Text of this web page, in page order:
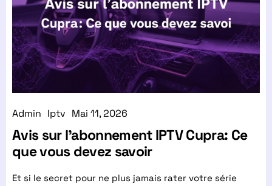
Admin Iptv Mai 11, 2026
Avis sur l’abonnement IPTV Cupra: Ce
que vous devez savoir
Et si le secret pour ne plus jamais rater votre série